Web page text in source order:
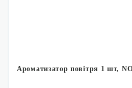
Ароматизатор повітря 1 шт,